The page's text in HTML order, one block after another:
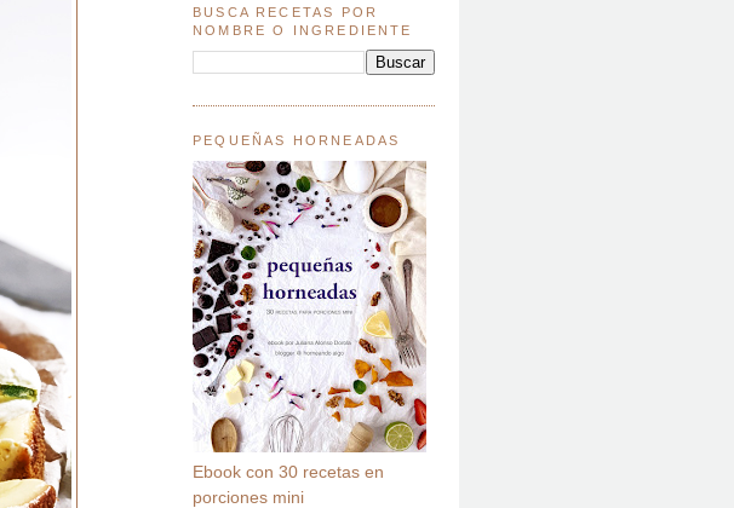
BUSCA RECETAS POR
NOMBRE O INGREDIENTE
PEQUEÑAS HORNEADAS
Ebook con 30 recetas en
porciones mini